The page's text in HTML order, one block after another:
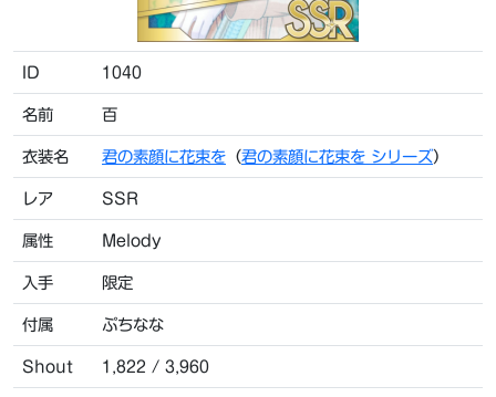
ID 1040
名前 百
衣装名 君の素顔に花束を （君の素顔に花束を シリーズ）
レア SSR
属性 Melody
入手 限定
付属 ぷちなな
Shout 1,822 / 3,960